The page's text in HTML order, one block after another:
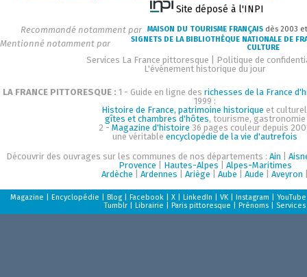
Site déposé à l'INPI
Recommandé notamment par MAISON DU TOURISME FRANÇAIS dès 2003
Mentionné notamment par
SIGNETS DE LA BIBLIOTHÈQUE NATIONALE DE
CULTURE
Services La France pittoresque
Politique de
L'événement historique du jour
LA FRANCE PITTORESQUE : 1 - Guide en ligne des richesses de la France
1999 :
Histoire de France, patrimoine historique et
gîtes et chambres d'hôtes, tourisme, gastronomie
2 - Magazine d'histoire 36 pages couleur depuis
une véritableencyclopédie de la vie d'autrefois
Découvrir des ouvrages sur les communes de nos départements :Ain |
Provence
Hautes-Alpes
Alpes-Maritimes
Ardèche |Ardennes |Ariège |Aube |Aude |Aveyron
Magazine |Encyclopédie |Blog |Facebook |X |LinkedIn |VK |Instagram |YouTube
Tumblr |Librairie |Paris pittoresque |Prénoms Services